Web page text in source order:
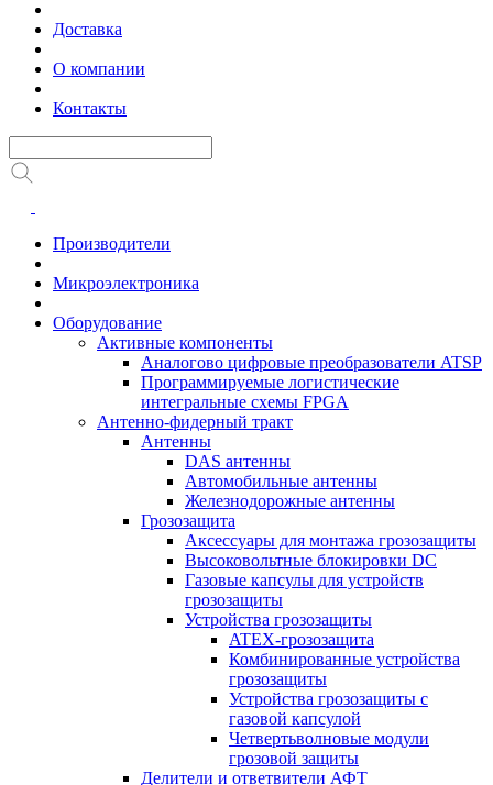
Доставка
О компании
Контакты
Производители
Микроэлектроника
Оборудование
Активные компоненты
Аналогово цифровые преобразователи ATSP
Программируемые логистические
интегральные схемы FPGA
Антенно-фидерный тракт
Антенны
DAS антенны
Автомобильные антенны
Железнодорожные антенны
Грозозащита
Аксессуары для монтажа грозозащиты
Высоковольтные блокировки DC
Газовые капсулы для устройств
грозозащиты
Устройства грозозащиты
ATEX-грозозащита
Комбинированные устройства
грозозащиты
Устройства грозозащиты с
газовой капсулой
Четвертьволновые модули
грозовой защиты
Делители и ответвители АФТ